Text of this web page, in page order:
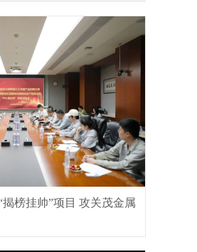
榜挂帅”项目 攻关茂金属